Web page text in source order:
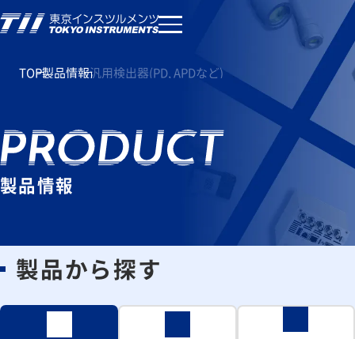
TOP製品情報汎用検出器(PD, APDなど)
製品情報
製品から探す